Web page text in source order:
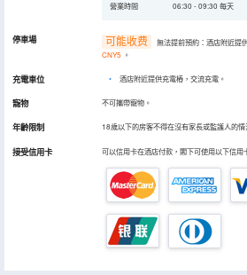
營業時間
06:30 - 09:30 每天
停車場 可能收费 無法提前預約：酒店附近提
CNY5 。
充電車位 • 酒店附近提供充電樁，交流充電。
寵物 不可攜帶寵物。
年齡限制 18歲以下的房客不得在沒有家長或監護人的情
接受信用卡 可以信用卡在酒店付款，閣下可使用以下信用